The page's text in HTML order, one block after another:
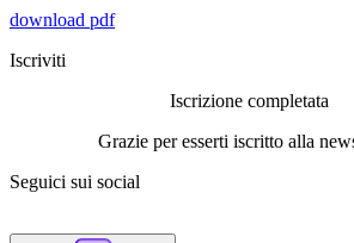
download pdf
Iscriviti
Iscrizione completata
Grazie per esserti iscritto alla
Seguici sui social